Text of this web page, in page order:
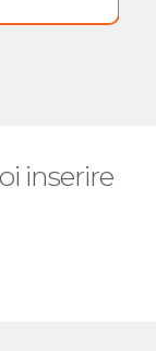
inserire